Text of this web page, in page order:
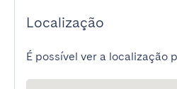
Localização
É possível ver a localização